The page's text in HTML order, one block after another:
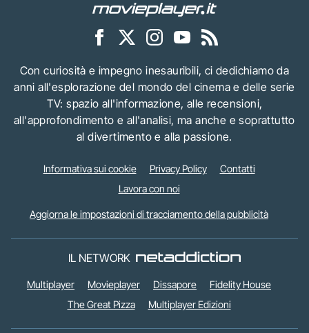
Con curiosità e impegno inesauribili, ci dedichiamo da
anni all'esplorazione del mondo del cinema e delle serie
TV: spazio all'informazione, alle recensioni,
all'approfondimento e all'analisi, ma anche e soprattutto
al divertimento e alla passione.
Informativa sui cookie Privacy Policy
Contatti
Lavora con noi
Aggiorna le impostazioni di tracciamento della pubblicità
IL NETWORK
Multiplayer Movieplayer Dissapore
Fidelity House
The Great Pizza
Multiplayer Edizioni